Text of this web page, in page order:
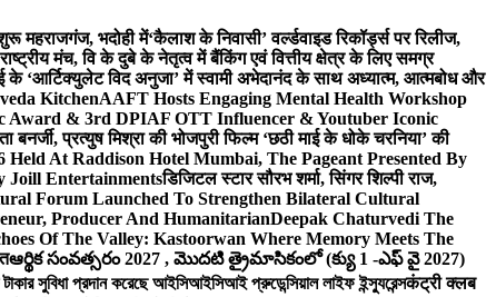
महराजगंज, भदोही में‘कैलाश के निवासी’ वर्ल्डवाइड रिकॉर्ड्स पर रिलीज,
मंच, वि के दुबे के नेतृत्व में बैंकिंग एवं वित्तीय क्षेत्र के लिए समग्र
के ‘आर्टिक्युलेट विद अनुजा’ में स्वामी अभेदानंद के साथ अध्यात्म, आत्मबोध और
KitchenAAFT Hosts Engaging Mental Health Workshop
Award & 3rd DPIAF OTT Influencer & Youtuber Iconic
बनर्जी, प्रत्युष मिश्रा की भोजपुरी फिल्म ‘छठी माई के धोके चरनिया’ की
At Raddison Hotel Mumbai, The Pageant Presented By
Joill Entertainmentsडिजिटल स्टार सौरभ शर्मा, सिंगर शिल्पी राज,
Forum Launched To Strengthen Bilateral Cultural
Producer And HumanitarianDeepak Chaturvedi The
Of The Valley: Kastoorwan Where Memory Meets The
ఆర్థిక సంవత్సరం 2027 , మొదటి త్రైమాసికంలో (క్యు 1 -ఎఫ్ వై 2027)
সুবিধা প্রদান করেছে আইসিআইসিআই প্রুডেন্সিয়াল লাইফ ইন্স্যুরেন্সकंट्री क्लब